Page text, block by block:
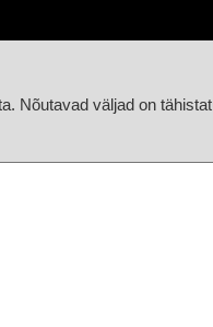
Nõutavad väljad on